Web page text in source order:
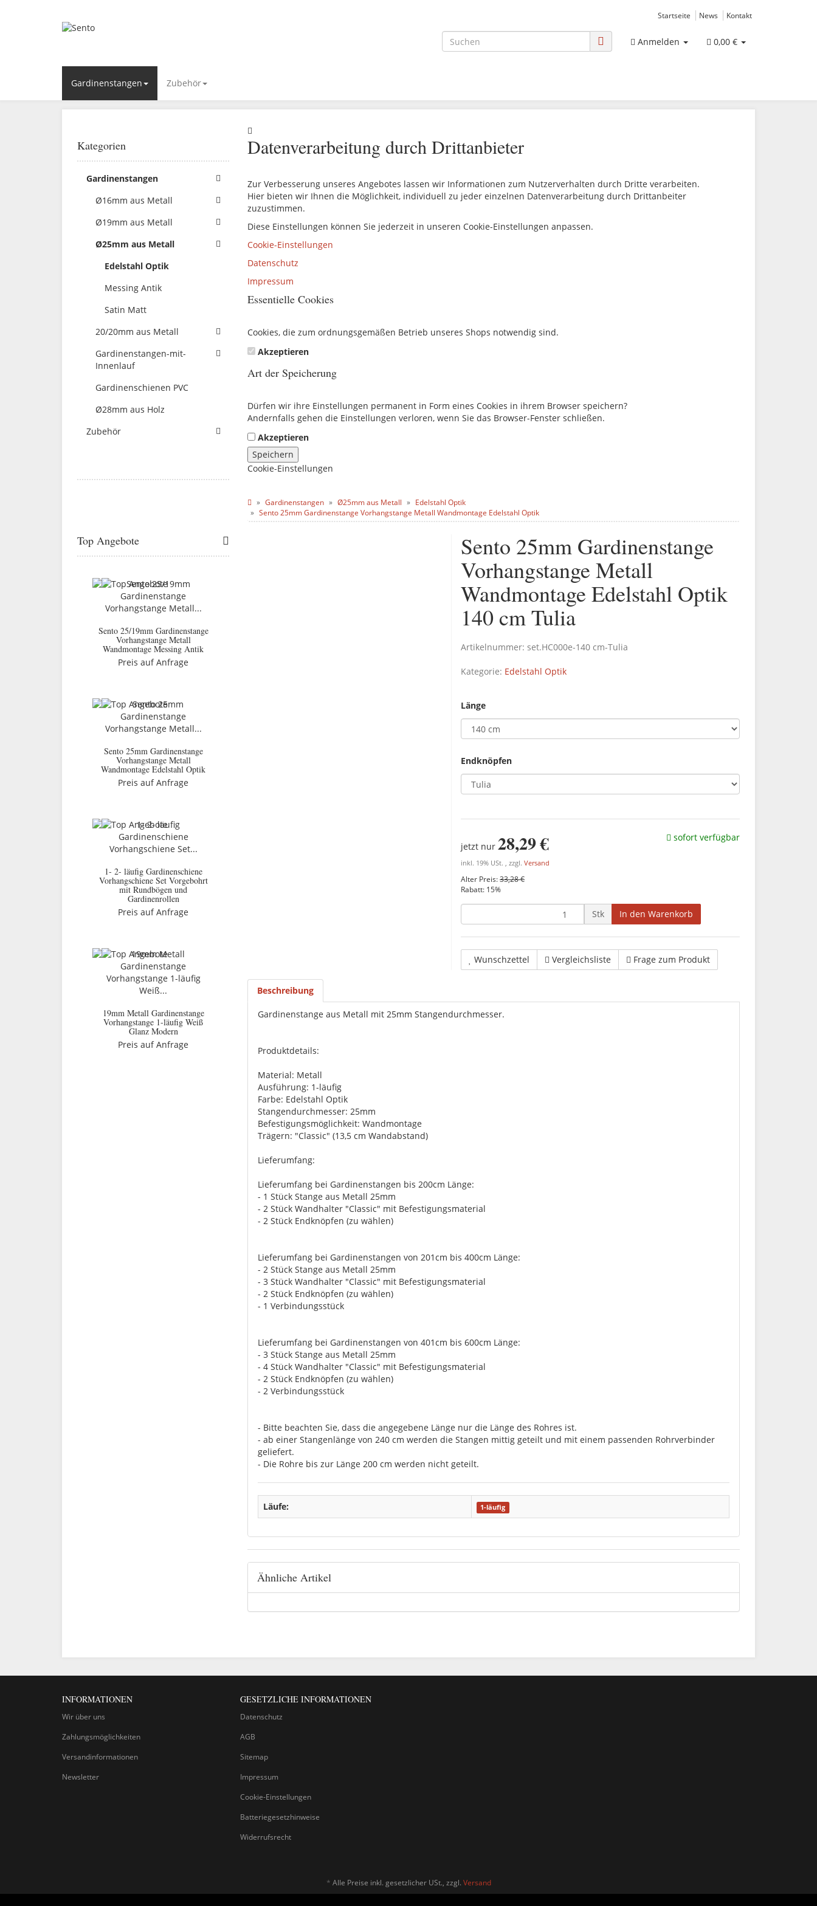
Startseite News Kontakt
Anmelden 0,00 €
Gardinenstangen Zubehör
Datenverarbeitung durch Drittanbieter
Zur Verbesserung unseres Angebotes lassen wir Informationen zum Nutzerverhalten durch Dritte verarbeiten.
Hier bieten wir Ihnen die Möglichkeit, individuell zu jeder einzelnen Datenverarbeitung durch Drittanbeiter
zuzustimmen.
Diese Einstellungen können Sie jederzeit in unseren Cookie-Einstellungen anpassen.
Cookie-Einstellungen
Datenschutz
Impressum
Essentielle Cookies
Cookies, die zum ordnungsgemäßen Betrieb unseres Shops notwendig sind.
Akzeptieren
Art der Speicherung
Dürfen wir ihre Einstellungen permanent in Form eines Cookies in ihrem Browser speichern?
Andernfalls gehen die Einstellungen verloren, wenn Sie das Browser-Fenster schließen.
Akzeptieren
Speichern
Cookie-Einstellungen
Gardinenstangen Ø25mm aus Metall
Edelstahl Optik
Sento 25mm Gardinenstange Vorhangstange Metall Wandmontage Edelstahl Optik
Sento 25mm Gardinenstange
Vorhangstange Metall
Wandmontage Edelstahl Optik
140 cm Tulia
Artikelnummer: set.HC000e-140 cm-Tulia
Kategorie: Edelstahl Optik
Länge
Endknöpfen
jetzt nur 28,29 €
inkl. 19% USt. , zzgl. Versand
Alter Preis:33,28 €
Rabatt: 15%
sofort verfügbar
Stk In den Warenkorb
Wunschzettel Vergleichsliste Frage zum Produkt
Beschreibung
Gardinenstange aus Metall mit 25mm Stangendurchmesser.
Produktdetails:
Material: Metall
Ausführung: 1-läufig
Farbe: Edelstahl Optik
Stangendurchmesser: 25mm
Befestigungsmöglichkeit: Wandmontage
Trägern: "Classic" (13,5 cm Wandabstand)
Lieferumfang:
Lieferumfang bei Gardinenstangen bis 200cm Länge:
- 1 Stück Stange aus Metall 25mm
- 2 Stück Wandhalter "Classic" mit Befestigungsmaterial
- 2 Stück Endknöpfen (zu wählen)
Lieferumfang bei Gardinenstangen von 201cm bis 400cm Länge:
- 2 Stück Stange aus Metall 25mm
- 3 Stück Wandhalter "Classic" mit Befestigungsmaterial
- 2 Stück Endknöpfen (zu wählen)
- 1 Verbindungsstück
Lieferumfang bei Gardinenstangen von 401cm bis 600cm Länge:
- 3 Stück Stange aus Metall 25mm
- 4 Stück Wandhalter "Classic" mit Befestigungsmaterial
- 2 Stück Endknöpfen (zu wählen)
- 2 Verbindungsstück
- Bitte beachten Sie, dass die angegebene Länge nur die Länge des Rohres ist.
- ab einer Stangenlänge von 240 cm werden die Stangen mittig geteilt und mit einem passenden Rohrverbinder
geliefert.
- Die Rohre bis zur Länge 200 cm werden nicht geteilt.
Läufe: 1-läufig
Ähnliche Artikel
Kategorien
Gardinenstangen
Ø16mm aus Metall
Ø19mm aus Metall
Ø25mm aus Metall
Edelstahl Optik
Messing Antik
Satin Matt
20/20mm aus Metall
Gardinenstangen-mit-
Innenlauf
Gardinenschienen PVC
Ø28mm aus Holz
Zubehör
Top Angebote
Sento 25/19mm Gardinenstange
Vorhangstange Metall
Wandmontage Messing Antik
Preis auf Anfrage
Sento 25mm Gardinenstange
Vorhangstange Metall
Wandmontage Edelstahl Optik
Preis auf Anfrage
1- 2- läufig Gardinenschiene
Vorhangschiene Set Vorgebohrt
mit Rundbögen und
Gardinenrollen
Preis auf Anfrage
19mm Metall Gardinenstange
Vorhangstange 1-läufig Weiß
Glanz Modern
Preis auf Anfrage
INFORMATIONEN
Wir über uns
Zahlungsmöglichkeiten
Versandinformationen
Newsletter
GESETZLICHE INFORMATIONEN
Datenschutz
AGB
Sitemap
Impressum
Cookie-Einstellungen
Batteriegesetzhinweise
Widerrufsrecht
* Alle Preise inkl. gesetzlicher USt., zzgl. Versand